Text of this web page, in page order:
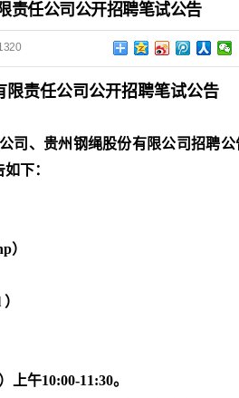
责任公司公开招聘笔试公告
限责任公司公开招聘笔试公告
司、贵州钢绳股份有限公司招聘
下：
）
上午10:00-11:30。